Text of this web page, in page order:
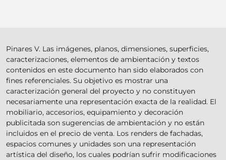
Pinares V. Las imágenes, planos, dimensiones, superficies,
caracterizaciones, elementos de ambientación y textos
contenidos en este documento han sido elaborados con
fines referenciales. Su objetivo es mostrar una
caracterización general del proyecto y no constituyen
necesariamente una representación exacta de la realidad. El
mobiliario, accesorios, equipamiento y decoración
publicitada son sugerencias de ambientación y no están
incluidos en el precio de venta. Los renders de fachadas,
espacios comunes y unidades son una representación
artística del diseño, los cuales podrían sufrir modificaciones